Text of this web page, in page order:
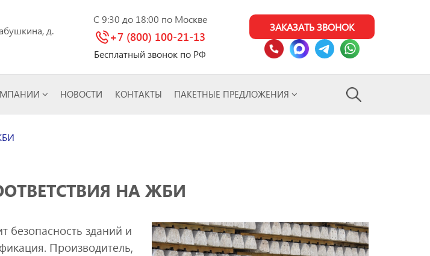
д.
C 9:30 до 18:00 по Москве
+7 (800) 100-21-13
Бесплатный звонок по РФ
ЗАКАЗАТЬ ЗВОНОК
НОВОСТИ КОНТАКТЫ ПАКЕТНЫЕ ПРЕДЛОЖЕНИЯ
НА ЖБИ
безопасность зданий и
Производитель,